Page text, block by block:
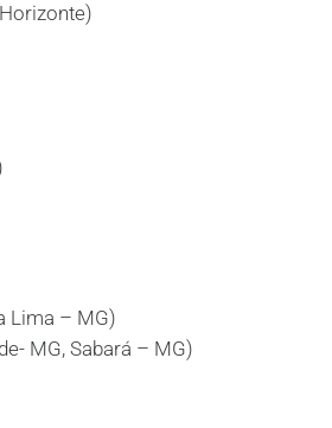
Lima – MG)
MG, Sabará – MG)